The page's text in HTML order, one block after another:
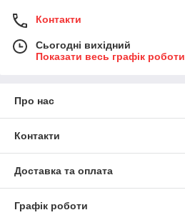
Контакти
Сьогодні вихідний
Показати весь графік роботи
Про нас
Контакти
Доставка та оплата
Графік роботи